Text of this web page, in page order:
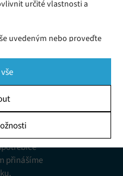
určité vlastnosti a
uvedeným nebo proveďte
použity pouze na tomto
nebo kliknutím na tlačítko
v zařízení, Porozumění
kombinací údajů z
novinky
přinášíme